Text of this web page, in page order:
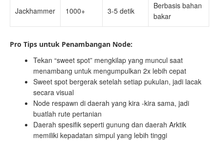
Jackhammer 1000+ 3-5 detik
Berbasis bahan
bakar
Pro Tips untuk Penambangan Node:
Tekan “sweet spot” mengkilap yang muncul saat
menambang untuk mengumpulkan 2x lebih cepat
Sweet spot bergerak setelah setiap pukulan, jadi lacak
secara visual
Node respawn di daerah yang kira -kira sama, jadi
buatlah rute pertanian
Daerah spesifik seperti gunung dan daerah Arktik
memiliki kepadatan simpul yang lebih tinggi